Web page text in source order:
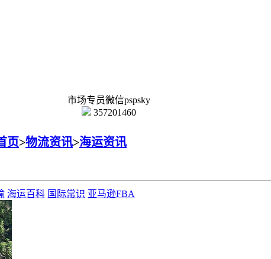
市场专员微信pspsky
357201460
页>物流资讯>海运资讯
海运百科 国际常识 亚马逊FBA